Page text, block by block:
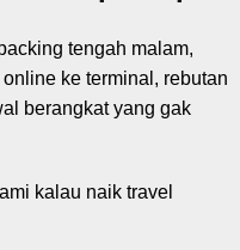
tengah malam,
ke terminal, rebutan
berangkat yang gak
kalau naik travel